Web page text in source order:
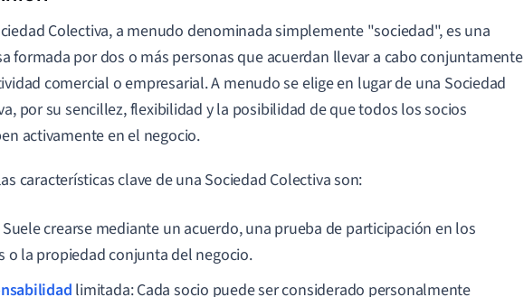
Colectiva, a menudo denominada simplemente "sociedad", es una
formada por dos o más personas que acuerdan llevar a cabo conjuntamente
comercial o empresarial. A menudo se elige en lugar de una Sociedad
por su sencillez, flexibilidad y la posibilidad de que todos los socios
activamente en el negocio.
características clave de una Sociedad Colectiva son:
Suele crearse mediante un acuerdo, una prueba de participación en los
o la propiedad conjunta del negocio.
limitada: Cada socio puede ser considerado personalmente